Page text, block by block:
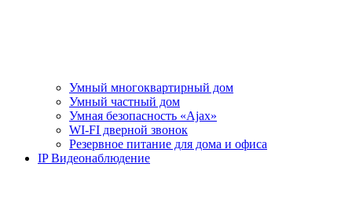
Умный многоквартирный дом
Умный частный дом
Умная безопасность «Ajax»
WI-FI дверной звонок
Резервное питание для дома и офиса
IP Видеонаблюдение